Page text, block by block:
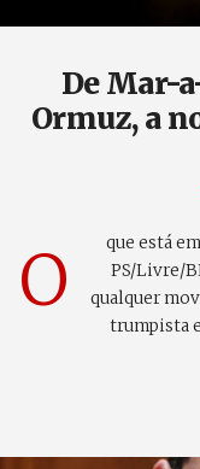
Unido
De Mar-
Ormuz, a
O
que está
PS/Livre/
qualquer
trumpista